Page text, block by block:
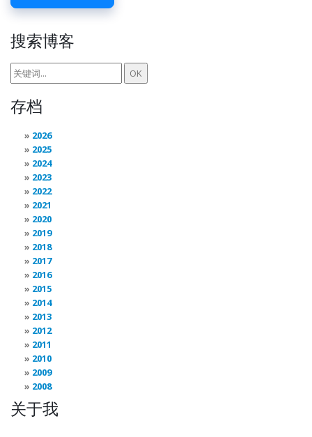
搜索博客
存档
2026
2025
2024
2023
2022
2021
2020
2019
2018
2017
2016
2015
2014
2013
2012
2011
2010
2009
2008
关于我